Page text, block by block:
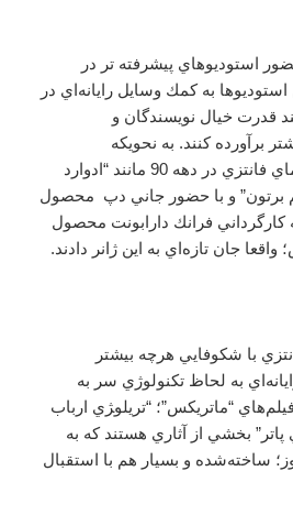
90 كم كم حضور استوديوهاي پيشرفته تر در
به كمك وسايل رايانه‌اي در
قدرت خيال نويسندگان و
برآورده كنند. به نحويكه
ساخته‌هاي شاخص سينماي فانتزي در دهه 90 مانند “ادوارد
برتون” و با حضور جاني دپ محصول
به كارگرداني فرانك دارابونت محصول
با شكوفايي هرچه بيشتر
به لحاظ تكنولوژي سر به
“ماتريكس”؛ “تريلو‍ژي ارباب
بخشي از آثاري هستند كه به
ساخته‌شده و بسيار هم با استقبال